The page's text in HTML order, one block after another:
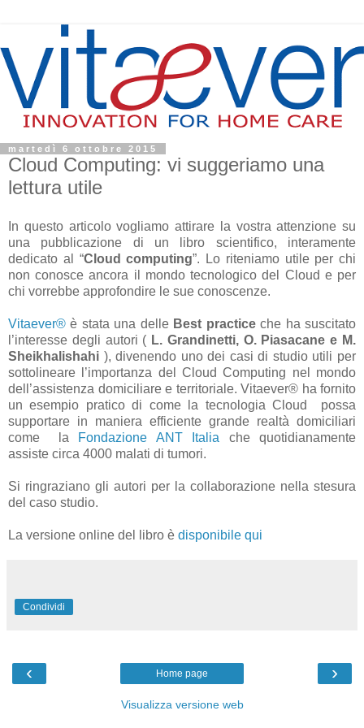
martedì 6 ottobre 2015
Cloud Computing: vi suggeriamo una
lettura utile
In questo articolo vogliamo attirare la vostra attenzione su
una pubblicazione di un libro scientifico, interamente
dedicato al “Cloud computing”. Lo riteniamo utile per chi
non conosce ancora il mondo tecnologico del Cloud e per
chi vorrebbe approfondire le sue conoscenze.
Vitaever® è stata una delle Best practiceche ha suscitato
l’interesse degli autori ( L. Grandinetti, O. Piasacane e M.
Sheikhalishahi ), divenendo uno dei casi di studio utili per
sottolineare l’importanza del Cloud Computing nel mondo
dell’assistenza domiciliare e territoriale. Vitaever® ha fornito
un esempio pratico di come la tecnologia Cloud
possa
supportare in maniera efficiente grande realtà domiciliari
come
la Fondazione ANT Italia che quotidianamente
assiste circa 4000 malati di tumori.
Si ringraziano gli autori per la collaborazione nella stesura
del caso studio.
La versione online del libro è disponibile qui
Condividi
‹ ›
Home page
Visualizza versione web